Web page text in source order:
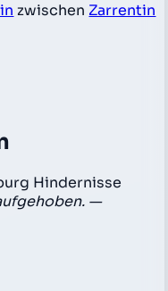
zwischen Zarrentin
Hindernisse
—